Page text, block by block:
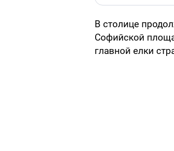
В столице
Софийской
главной елки